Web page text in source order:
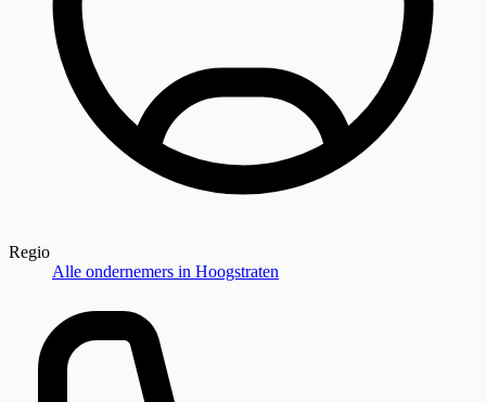
Regio
Alle ondernemers in Hoogstraten